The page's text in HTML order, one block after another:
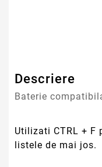
Descriere
Baterie
Utilizati CTRL + F
listele de mai jos.